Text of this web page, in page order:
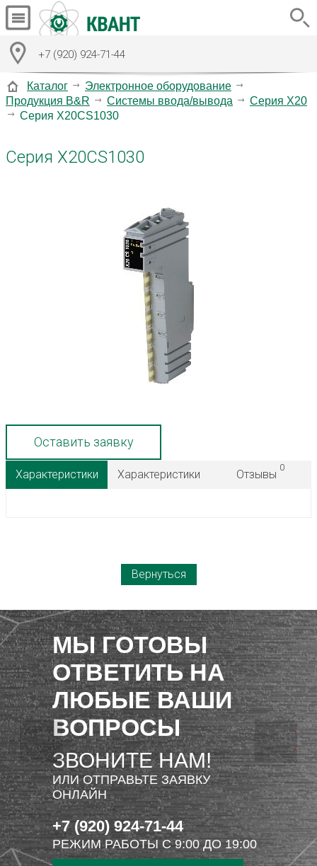
+7 (920) 924-71-44
Каталог
Электронное оборудование
Продукция B&R
Системы ввода/вывода
Серия X20
Серия X20CS1030
Серия X20CS1030
Оставить заявку
Характеристики Характеристики Отзывы
0
Вернуться
МЫ ГОТОВЫ
ОТВЕТИТЬ НА
ЛЮБЫЕ ВАШИ
ВОПРОСЫ
ЗВОНИТЕ НАМ!
ИЛИ ОТПРАВЬТЕ ЗАЯВКУ
ОНЛАЙН
+7 (920) 924-71-44
РЕЖИМ РАБОТЫ С 9:00 ДО 19:00